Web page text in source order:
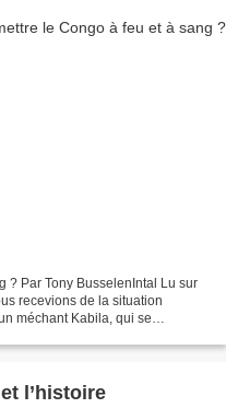
? Par Tony BusselenIntal Lu sur
recevions de la situation
méchant Kabila, qui se
l’histoire